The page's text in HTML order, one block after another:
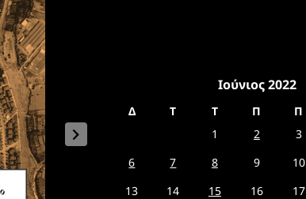
Ιούνιος 2022
Δ Τ Τ Π Π
1
2 3
6
7 8 9 10
13
14 15 16 17